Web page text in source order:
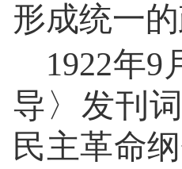
形成统一
1922年
导〉发刊
民主革命